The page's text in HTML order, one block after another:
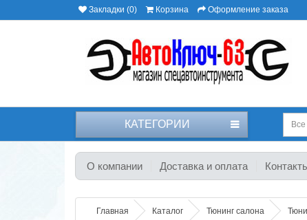
Закладки (0) Корзина Оформление заказа
КАТЕГОРИИ Все
О компании Доставка и оплата
Главная Каталог Тюнинг салона